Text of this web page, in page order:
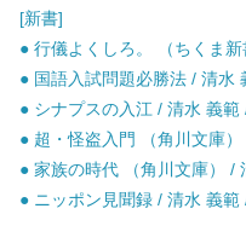
[新書]
● 行儀よくしろ。 （ちくま
● 国語入試問題必勝法 / 清水
● シナプスの入江 / 清水 義
● 超・怪盗入門 （角川文庫
● 家族の時代 （角川文庫） /
● ニッポン見聞録 / 清水 義